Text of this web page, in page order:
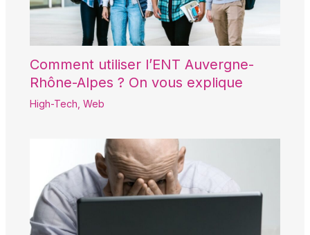
Comment utiliser l’ENT Auvergne-
Rhône-Alpes ? On vous explique
High-Tech Web